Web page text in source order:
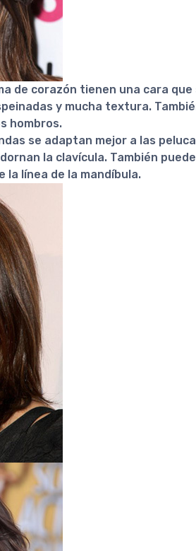
de corazón tienen una cara
y mucha textura.
hombros.
se adaptan mejor a las
la clavícula. También
la línea de la mandíbula.